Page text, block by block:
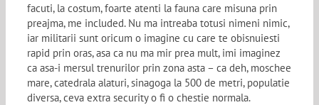
facuti, la costum, foarte atenti la fauna care misuna prin
preajma, me included. Nu ma intreaba totusi nimeni nimic,
iar militarii sunt oricum o imagine cu care te obisnuiesti
rapid prin oras, asa ca nu ma mir prea mult, imi imaginez
ca asa-i mersul trenurilor prin zona asta – ca deh, moschee
mare, catedrala alaturi, sinagoga la 500 de metri, populatie
diversa, ceva extra security o fi o chestie normala.